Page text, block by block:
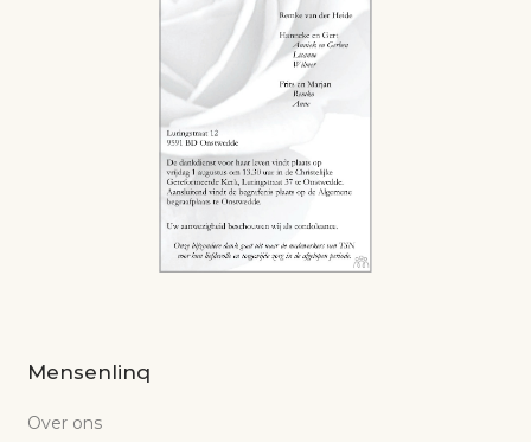
Mensenlinq
Over ons